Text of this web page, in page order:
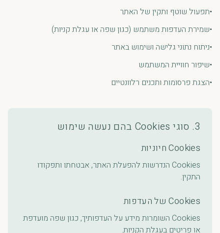
•תפעול שוטף ותקין של האתר
•שמירת העדפות משתמש (כגון שפה או עגלת קניות)
•ניתוח נתוני גלישה ושימוש באתר
•שיפור חוויית המשתמש
•הצגת פרסומות ותכנים רלוונטיים
3. סוגי Cookies בהם נעשה שימוש
Cookies חיוניות
Cookies הנדרשות להפעלת האתר, אבטחתו ותפקודו
התקין.
Cookies של העדפות
Cookies השומרות מידע על העדפותיך, כגון שפה מועדפת
או פריטים בעגלת הקניות.